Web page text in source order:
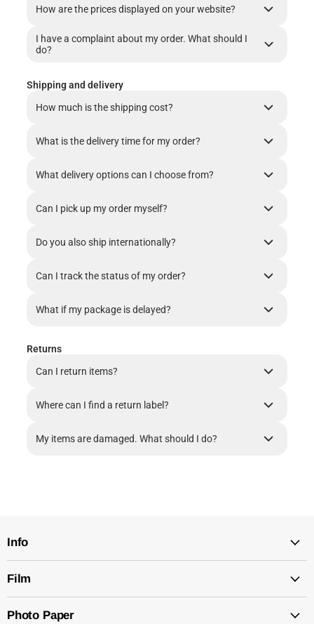
How are the prices displayed on your website?
I have a complaint about my order. What should I
do?
Shipping and delivery
How much is the shipping cost?
What is the delivery time for my order?
What delivery options can I choose from?
Can I pick up my order myself?
Do you also ship internationally?
Can I track the status of my order?
What if my package is delayed?
Returns
Can I return items?
Where can I find a return label?
My items are damaged. What should I do?
Info
Film
Photo Paper